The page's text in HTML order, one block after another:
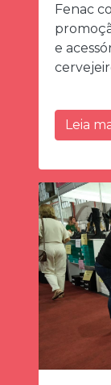
Fenac
e
Leia